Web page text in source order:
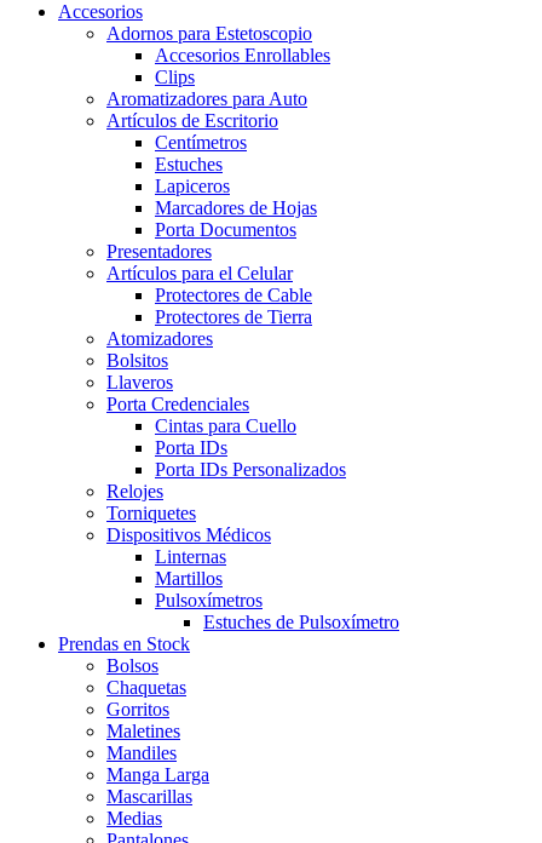
Accesorios
Adornos para Estetoscopio
Accesorios Enrollables
Clips
Aromatizadores para Auto
Artículos de Escritorio
Centímetros
Estuches
Lapiceros
Marcadores de Hojas
Porta Documentos
Presentadores
Artículos para el Celular
Protectores de Cable
Protectores de Tierra
Atomizadores
Bolsitos
Llaveros
Porta Credenciales
Cintas para Cuello
Porta IDs
Porta IDs Personalizados
Relojes
Torniquetes
Dispositivos Médicos
Linternas
Martillos
Pulsoxímetros
Estuches de Pulsoxímetro
Prendas en Stock
Bolsos
Chaquetas
Gorritos
Maletines
Mandiles
Manga Larga
Mascarillas
Medias